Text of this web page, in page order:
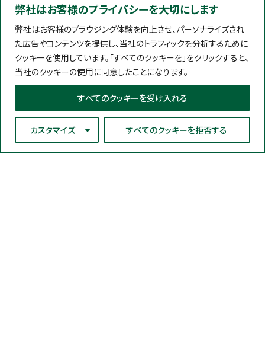
弊社はお客様のプライバシーを大切にします
弊社はお客様のブラウジング体験を向上させ、パーソナライズされ
た広告やコンテンツを提供し、当社のトラフィックを分析するために
クッキーを使用しています。「すべてのクッキーを」をクリックすると、
当社のクッキーの使用に同意したことになります。
カスタマイズ すべてのクッキーを拒否する
すべてのクッキーを受け入れる